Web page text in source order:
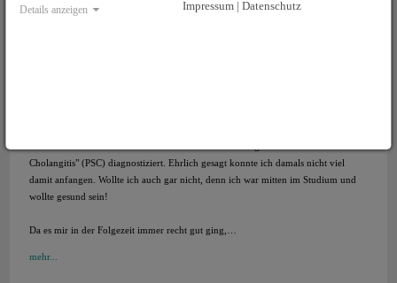
Cholangitis" (PSC) diagnostiziert. Ehrlich gesagt konnte ich damals nicht viel
damit anfangen. Wollte ich auch gar nicht, denn ich war mitten im Studium und
wollte gesund sein!
Da es mir in der Folgezeit immer recht gut ging,…
mehr...
Details anzeigen Impressum | Datenschutz